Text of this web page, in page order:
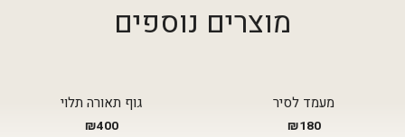
מוצרים נוספים
גוף תאורה תלוי
₪400
מעמד לסיר
₪180